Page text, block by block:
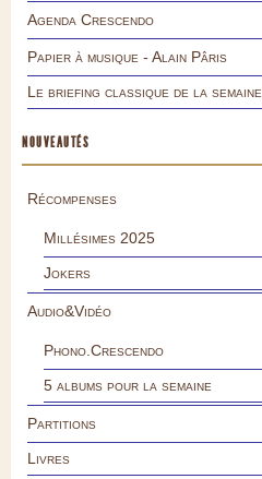
Agenda Crescendo
Papier à musique - Alain Pâris
Le briefing classique de la semaine
NOUVEAUTÉS
Récompenses
Millésimes 2025
Jokers
Audio&Vidéo
Phono.Crescendo
5 albums pour la semaine
Partitions
Livres